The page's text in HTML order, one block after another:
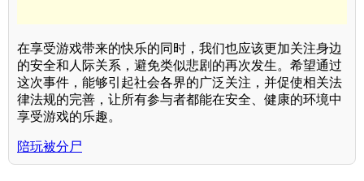
在享受游戏带来的快乐的同时，我们也应该更加关注身边
的安全和人际关系，避免类似悲剧的再次发生。希望通过
这次事件，能够引起社会各界的广泛关注，并促使相关法
律法规的完善，让所有参与者都能在安全、健康的环境中
享受游戏的乐趣。
陪玩被分尸